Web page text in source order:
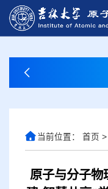
当前位置： 首页 >
原子与分子物